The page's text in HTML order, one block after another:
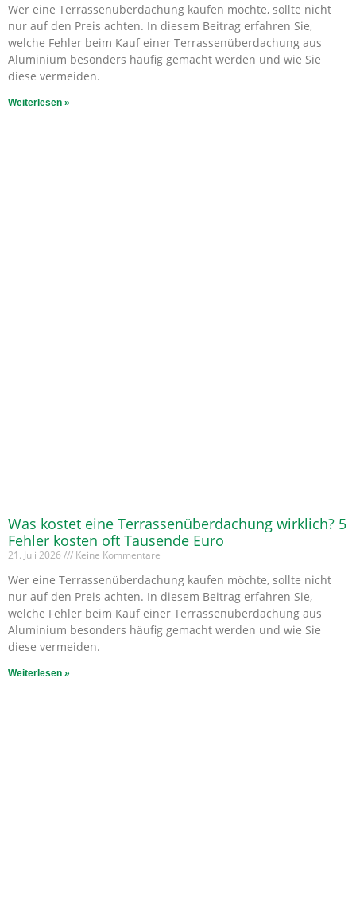
Wer eine Terrassenüberdachung kaufen möchte, sollte nicht
nur auf den Preis achten. In diesem Beitrag erfahren Sie,
welche Fehler beim Kauf einer Terrassenüberdachung aus
Aluminium besonders häufig gemacht werden und wie Sie
diese vermeiden.
Weiterlesen »
Was kostet eine Terrassenüberdachung wirklich? 5
Fehler kosten oft Tausende Euro
21. Juli 2026 Keine Kommentare
Wer eine Terrassenüberdachung kaufen möchte, sollte nicht
nur auf den Preis achten. In diesem Beitrag erfahren Sie,
welche Fehler beim Kauf einer Terrassenüberdachung aus
Aluminium besonders häufig gemacht werden und wie Sie
diese vermeiden.
Weiterlesen »